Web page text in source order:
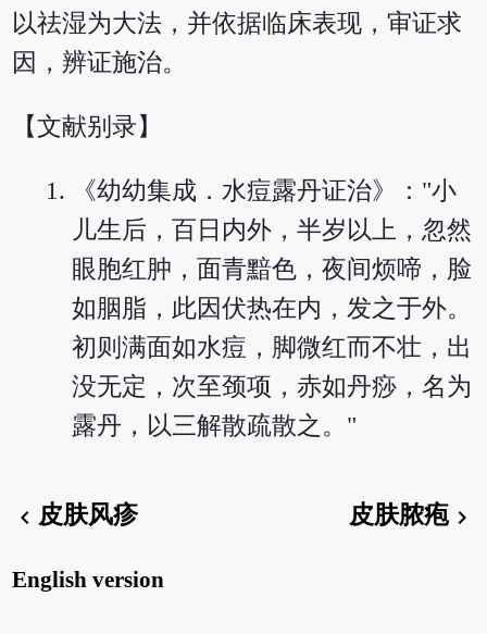
以祛湿为大法，并依据临床表现，审证求
因，辨证施治。
【文献别录】
《幼幼集成．水痘露丹证治》："小
儿生后，百日内外，半岁以上，忽然
眼胞红肿，面青黯色，夜间烦啼，脸
如胭脂，此因伏热在内，发之于外。
初则满面如水痘，脚微红而不壮，出
没无定，次至颈项，赤如丹痧，名为
露丹，以三解散疏散之。"
chevron_left皮肤风疹 皮肤脓疱chevron_right
English version